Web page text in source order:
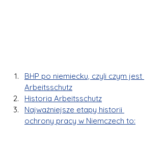
BHP po niemiecku, czyli czym jest
Arbeitsschutz
Historia Arbeitsschutz
Najważniejsze etapy historii
ochrony pracy w Niemczech to: